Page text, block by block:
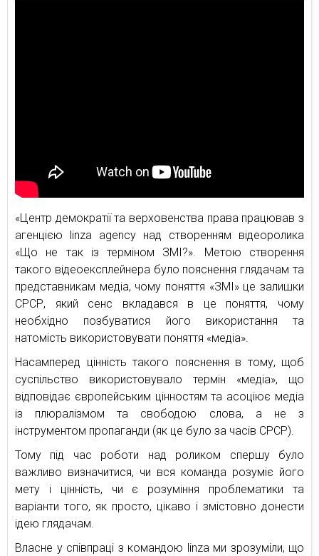
«Центр демократії та верховенства права працював з
агенцією linza agency над створенням відеоролика
«Що не так із терміном ЗМІ?». Метою створення
такого відеоексплейнера було пояснення глядачам та
представникам медіа, чому поняття «ЗМІ» це залишки
СРСР, який сенс вкладався в це поняття, чому
необхідно позбуватися його використання та
натомість використовувати поняття «медіа».
Насамперед цінність такого пояснення в тому, щоб
суспільство використовувало термін «медіа», що
відповідає європейським цінностям та асоціює медіа
із плюралізмом та свободою слова, а не з
інструментом пропаганди (як це було за часів СРСР).
Тому під час роботи над роликом спершу було
важливо визначитися, чи вся команда розуміє його
мету і цінність, чи є розуміння проблематики та
варіанти того, як просто, цікаво і змістовно донести
ідею глядачам.
Власне у співпраці з командою linza ми зрозуміли, що